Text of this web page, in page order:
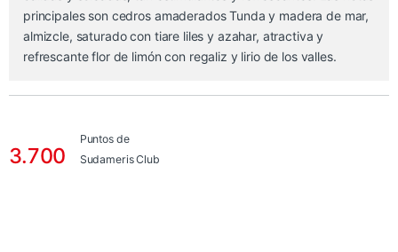
principales son cedros amaderados Tunda y madera de mar,
almizcle, saturado con tiare liles y azahar, atractiva y
refrescante flor de limón con regaliz y lirio de los valles.
3.700
Puntos de
Sudameris Club